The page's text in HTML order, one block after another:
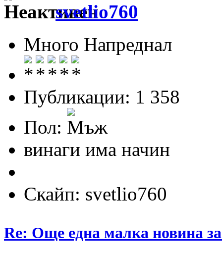
svetlio760
Много Напреднал
Публикации: 1 358
Пол:
винаги има начин
Скайп: svetlio760
Re: Още една малка новина